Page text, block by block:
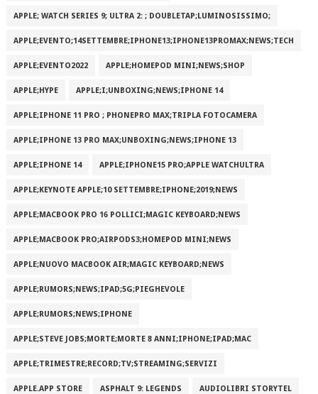
APPLE; WATCH SERIES 9; ULTRA 2: ; DOUBLETAP;LUMINOSISSIMO;
APPLE;EVENTO;14SETTEMBRE;IPHONE13;IPHONE13PROMAX;NEWS;TECH
APPLE;EVENTO2022 APPLE;HOMEPOD MINI;NEWS;SHOP
APPLE;HYPE APPLE;I;UNBOXING;NEWS;IPHONE 14
APPLE;IPHONE 11 PRO ; PHONEPRO MAX;TRIPLA FOTOCAMERA
APPLE;IPHONE 13 PRO MAX;UNBOXING;NEWS;IPHONE 13
APPLE;IPHONE 14 APPLE;IPHONE15 PRO;APPLE WATCHULTRA
APPLE;KEYNOTE APPLE;10 SETTEMBRE;IPHONE;2019;NEWS
APPLE;MACBOOK PRO 16 POLLICI;MAGIC KEYBOARD;NEWS
APPLE;MACBOOK PRO;AIRPODS3;HOMEPOD MINI;NEWS
APPLE;NUOVO MACBOOK AIR;MAGIC KEYBOARD;NEWS
APPLE;RUMORS;NEWS;IPAD;5G;PIEGHEVOLE
APPLE;RUMORS;NEWS;IPHONE
APPLE;STEVE JOBS;MORTE;MORTE 8 ANNI;IPHONE;IPAD;MAC
APPLE;TRIMESTRE;RECORD;TV;STREAMING;SERVIZI
APPLE.APP STORE ASPHALT 9: LEGENDS AUDIOLIBRI STORYTEL